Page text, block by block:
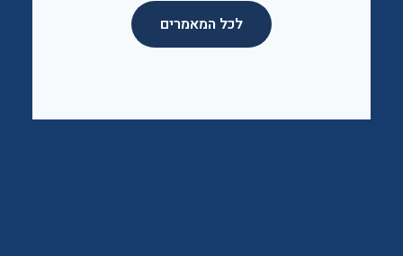
לכל המאמרים